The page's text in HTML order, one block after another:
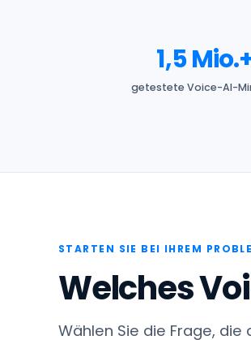
1,5
getestete Voice-AI-
STARTEN SIE BEI IHREM
Welches
Wählen Sie die Frage,